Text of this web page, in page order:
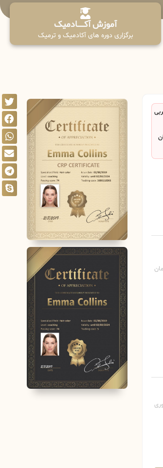
آموزش آکـــــــادمیک
برگزاری دوره های آکادمیک و ترمیک